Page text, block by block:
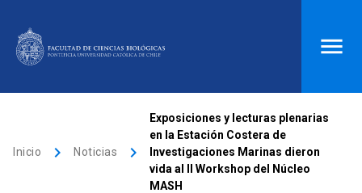
Donaciones launch
Correo
Inicio keyboard_arrow_right Noticias keyboard_arrow_right
Exposiciones y lecturas plenarias
en la Estación Costera de
Investigaciones Marinas dieron
vida al II Workshop del Núcleo
MASH